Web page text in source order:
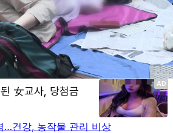
…건강, 농작물 관리 비상